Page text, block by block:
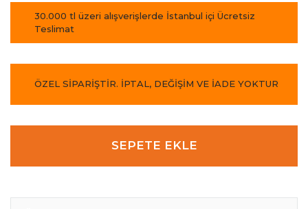
30.000 tl üzeri alışverişlerde İstanbul içi Ücretsiz
Teslimat
ÖZEL SİPARİŞTİR. İPTAL, DEĞİŞİM VE İADE YOKTUR
SEPETE EKLE